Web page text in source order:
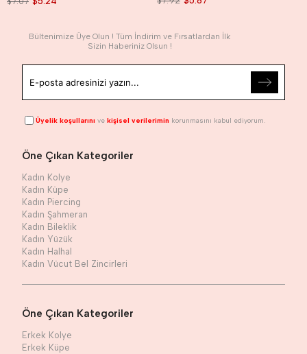
Bültenimize Üye Olun ! Tüm İndirim ve Fırsatlardan İlk
Sizin Haberiniz Olsun !
Üyelik koşullarını vekişisel verilerimin korunmasını kabul ediyorum.
Öne Çıkan Kategoriler
Kadın Kolye
Kadın Küpe
Kadın Piercing
Kadın Şahmeran
Kadın Bileklik
Kadın Yüzük
Kadın Halhal
Kadın Vücut Bel Zincirleri
Öne Çıkan Kategoriler
Erkek Kolye
Erkek Küpe